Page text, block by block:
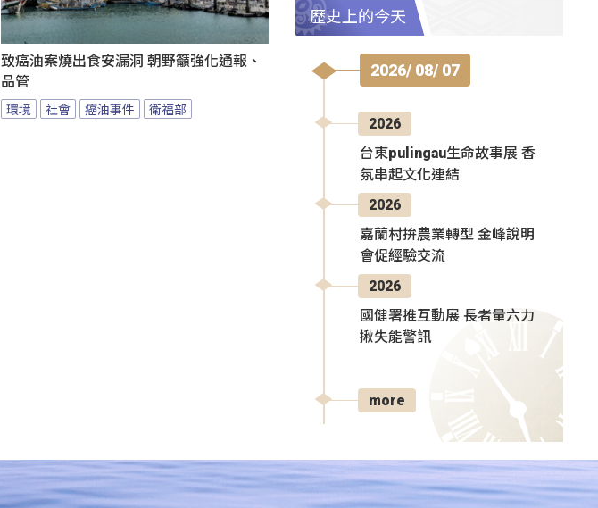
致癌油案燒出食安漏洞 朝野籲強化通報、
品管
環境 社會 癌油事件 衛福部
歷史上的今天
2026/ 08/ 07
2026
台東pulingau生命故事展 香
氛串起文化連結
2026
嘉蘭村拚農業轉型 金峰說明
會促經驗交流
2026
國健署推互動展 長者量六力
揪失能警訊
more